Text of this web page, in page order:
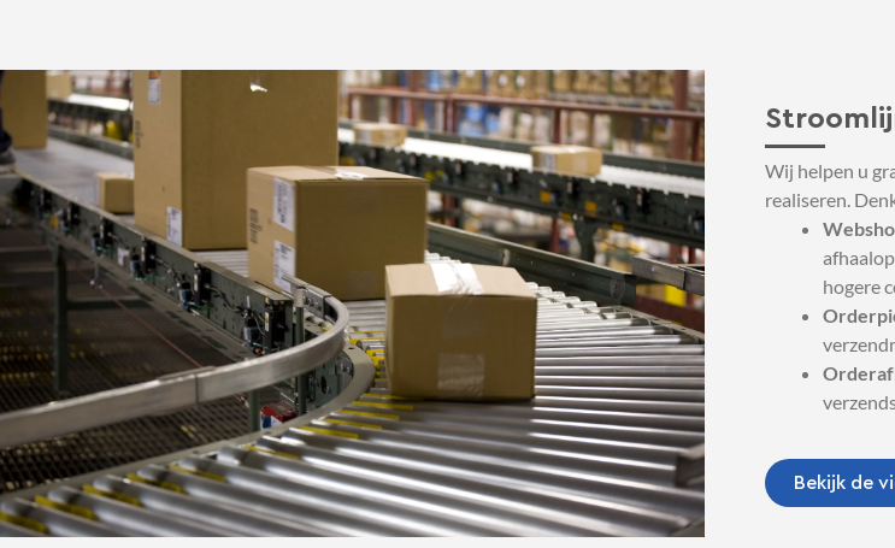
Wij helpen u
realiseren.
hogere
Bekijk de